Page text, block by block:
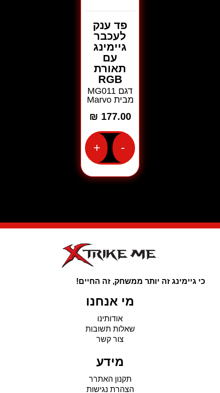
פד ענק
לעכבר
גיימינג
עם
תאורת
RGB
דגם MG011
מבית Marvo
177.00
₪
-
כמות
של
ענק
לעכבר
דגם
MG011
+
כי גיימינג זה יותר ממשחק, זה החיים!
מי אנחנו
אודותינו
שאלות תשובות
צור קשר
מידע
תקנון האתרר
הצהרת נגישות